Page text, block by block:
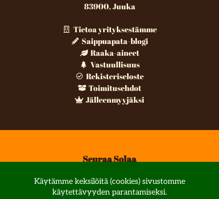
83900, Juuka
Tietoa yrityksestämme
Saippuapata-blogi
Raaka-aineet
Vastuullisuus
Rekisteriseloste
Toimitusehdot
Jälleenmyyjäksi
Seuraa Solaa